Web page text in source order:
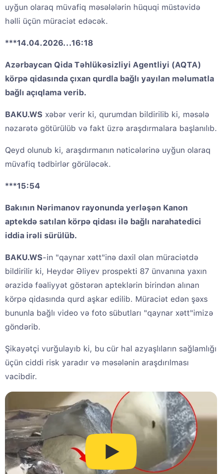
uyğun olaraq müvafiq məsələlərin hüquqi müstəvidə
həlli üçün müraciət edəcək.
***14.04.2026...16:18
Azərbaycan Qida Təhlükəsizliyi Agentliyi (AQTA)
körpə qidasında çıxan qurdla bağlı yayılan məlumatla
bağlı açıqlama verib.
BAKU.WS xəbər verir ki, qurumdan bildirilib ki, məsələ
nəzarətə götürülüb və fakt üzrə araşdırmalara başlanılıb.
Qeyd olunub ki, araşdırmanın nəticələrinə uyğun olaraq
müvafiq tədbirlər görüləcək.
***15:54
Bakının Nərimanov rayonunda yerləşən Kanon
aptekdə satılan körpə qidası ilə bağlı narahatedici
iddia irəli sürülüb.
BAKU.WS-in "qaynar xətt"inə daxil olan müraciətdə
bildirilir ki, Heydər Əliyev prospekti 87 ünvanına yaxın
ərazidə fəaliyyət göstərən apteklərin birindən alınan
körpə qidasında qurd aşkar edilib. Müraciət edən şəxs
bununla bağlı video və foto sübutları "qaynar xətt"imizə
göndərib.
Şikayətçi vurğulayıb ki, bu cür hal azyaşlıların sağlamlığı
üçün ciddi risk yaradır və məsələnin araşdırılması
vacibdir.